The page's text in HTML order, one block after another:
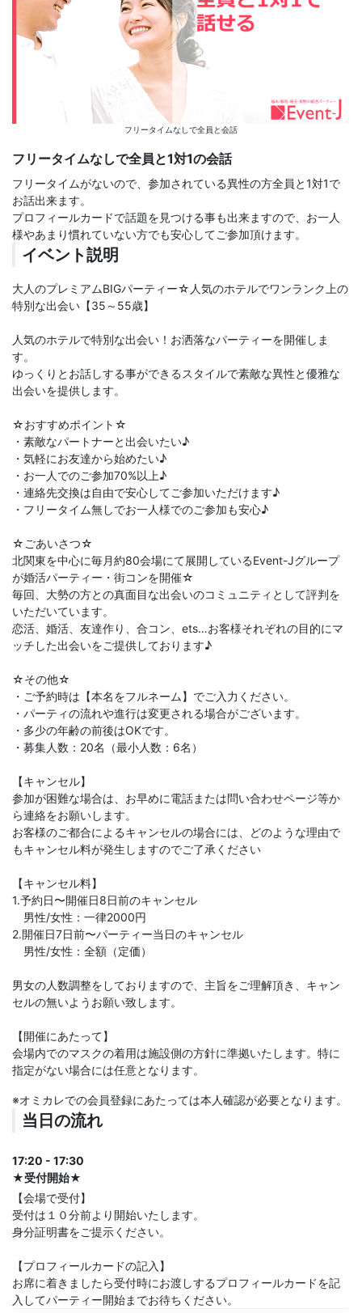
フリータイムなしで全員と会話
フリータイムなしで全員と1対1の会話
フリータイムがないので、参加されている異性の方全員と1対1で
お話出来ます。
プロフィールカードで話題を見つける事も出来ますので、お一人
様やあまり慣れていない方でも安心してご参加頂けます。
イベント説明
大人のプレミアムBIGパーティー☆人気のホテルでワンランク上の
特別な出会い【35～55歳】
人気のホテルで特別な出会い！お洒落なパーティーを開催しま
す。
ゆっくりとお話しする事ができるスタイルで素敵な異性と優雅な
出会いを提供します。
☆おすすめポイント☆
・素敵なパートナーと出会いたい♪
・気軽にお友達から始めたい♪
・お一人でのご参加70%以上♪
・連絡先交換は自由で安心してご参加いただけます♪
・フリータイム無しでお一人様でのご参加も安心♪
☆ごあいさつ☆
北関東を中心に毎月約80会場にて展開しているEvent-Jグループ
が婚活パーティー・街コンを開催☆
毎回、大勢の方との真面目な出会いのコミュニティとして評判を
いただいています。
恋活、婚活、友達作り、合コン、ets…お客様それぞれの目的にマ
ッチした出会いをご提供しております♪
☆その他☆
・ご予約時は【本名をフルネーム】でご入力ください。
・パーティの流れや進行は変更される場合がございます。
・多少の年齢の前後はOKです。
・募集人数：20名（最小人数：6名）
【キャンセル】
参加が困難な場合は、お早めに電話または問い合わせページ等か
ら連絡をお願いします。
お客様のご都合によるキャンセルの場合には、どのような理由で
もキャンセル料が発生しますのでご了承ください
【キャンセル料】
1.予約日〜開催日8日前のキャンセル
男性/女性：一律2000円
2.開催日7日前〜パーティー当日のキャンセル
男性/女性：全額（定価）
男女の人数調整をしておりますので、主旨をご理解頂き、キャン
セルの無いようお願い致します。
【開催にあたって】
会場内でのマスクの着用は施設側の方針に準拠いたします。特に
指定がない場合には任意となります。
※オミカレでの会員登録にあたっては本人確認が必要となります。
当日の流れ
17:20 - 17:30
★受付開始★
【会場で受付】
受付は１０分前より開始いたします。
身分証明書をご提示ください。
【プロフィールカードの記入】
お席に着きましたら受付時にお渡しするプロフィールカードを記
入してパーティー開始までお待ちください。